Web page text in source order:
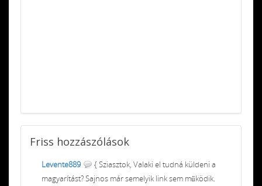
Friss hozzászólások
Levente889
{ Sziasztok, Valaki el tudná küldeni a
magyarítást? Sajnos már semelyik link sem működik.